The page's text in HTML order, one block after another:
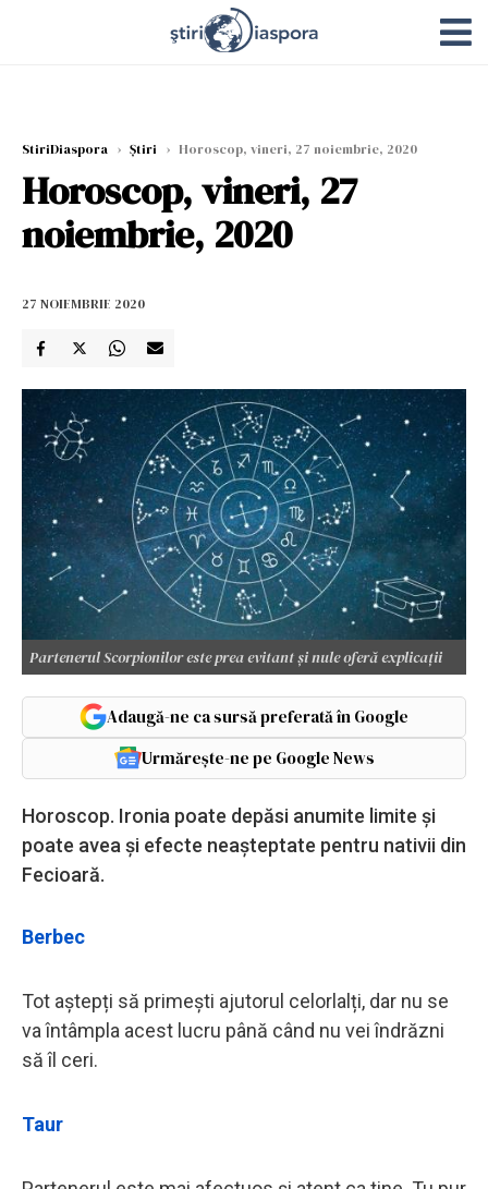
StiriDiaspora › Știri › Horoscop, vineri, 27 noiembrie, 2020
Horoscop, vineri, 27
noiembrie, 2020
27 NOIEMBRIE 2020
Partenerul Scorpionilor este prea evitant și nule oferă explicații
Adaugă-ne ca sursă preferată în Google
Urmărește-ne pe Google News
Horoscop. Ironia poate depăsi anumite limite și
poate avea și efecte neașteptate pentru nativii din
Fecioară.
Berbec
Tot aștepți să primești ajutorul celorlalți, dar nu se
va întâmpla acest lucru până când nu vei îndrăzni
să îl ceri.
Taur